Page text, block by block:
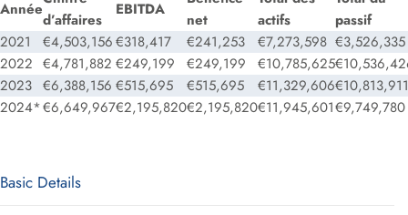
Année
d’affaires
EBITDA
net
actifs
passif
2021
€4,503,156€318,417 €241,253 €7,273,598 €3,526,335
2022 €4,781,882 €249,199 €249,199 €10,785,625
2023 €6,388,156 €515,695 €515,695 €11,329,606€10,813,911
2024*€6,649,967€2,195,820€2,195,820€11,945,601€9,749,780
Basic Details